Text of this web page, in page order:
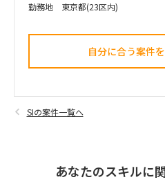
勤務地 東京都(23区内)
自分に合う案件
SIの案件一覧へ
あなたのスキルに